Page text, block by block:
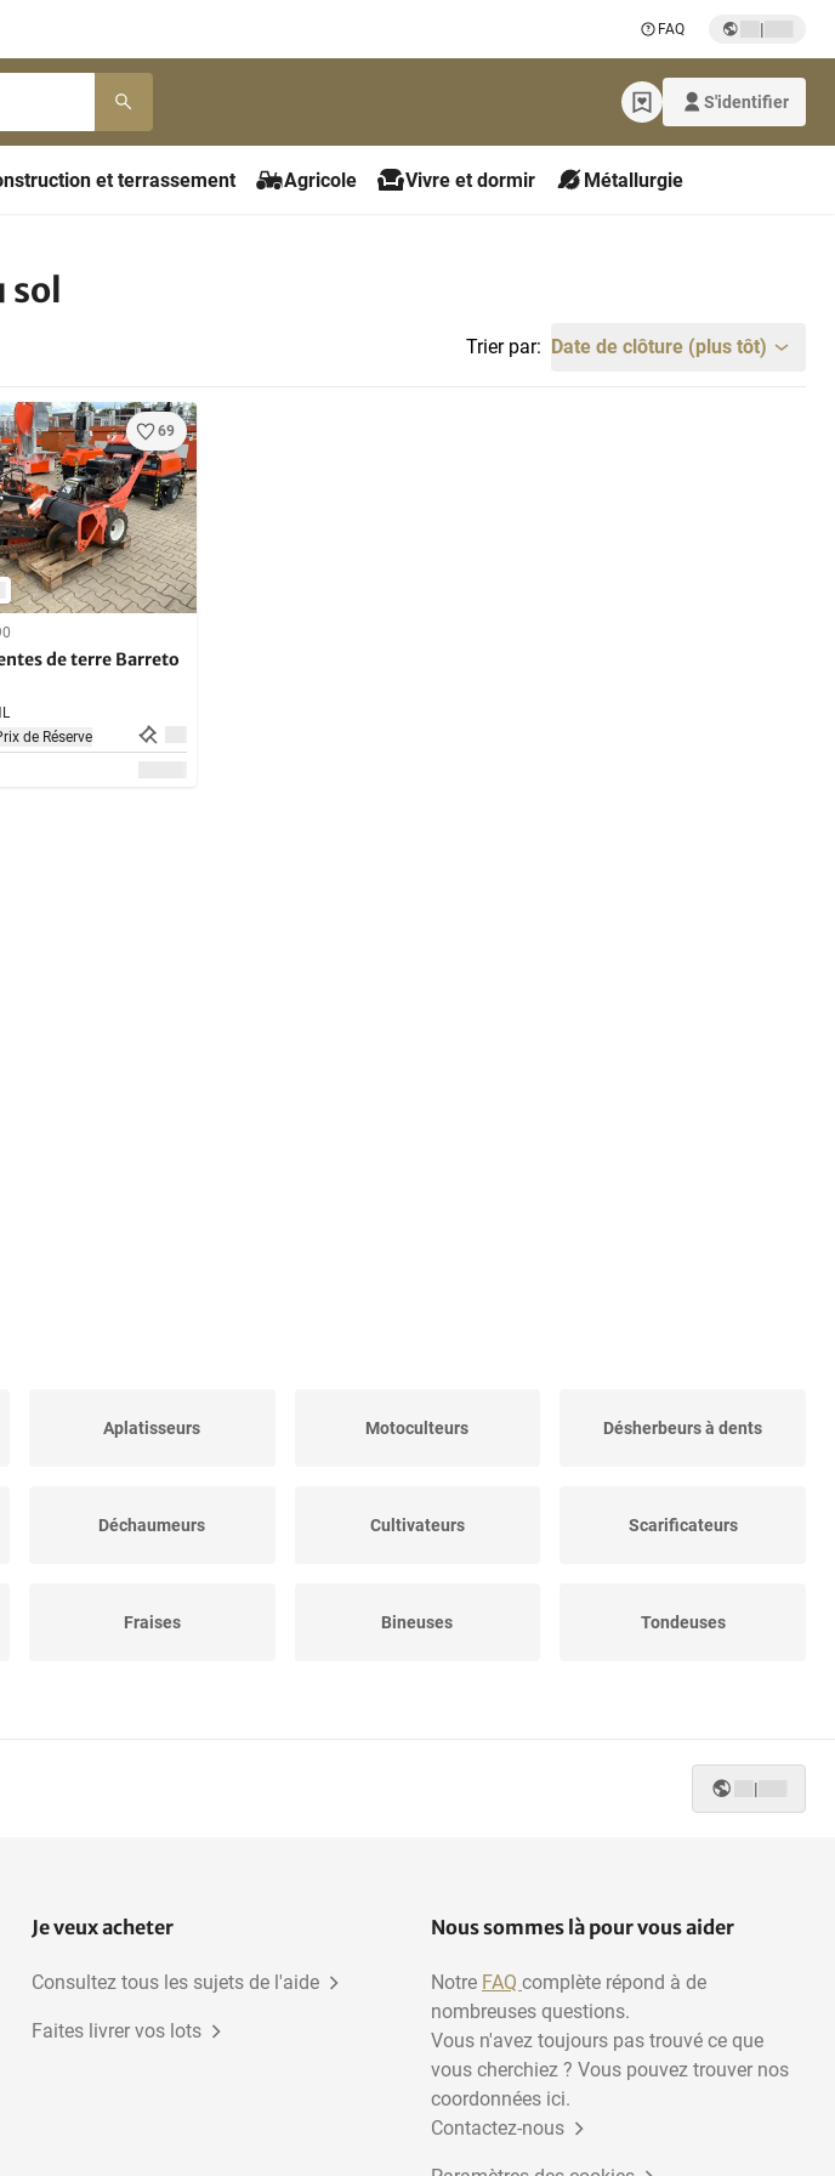
FAQ |
S'identifier
et terrassement Agricole Vivre et dormir Métallurgie
sol
Trier par: Date de clôture (plus tôt)
69
de terre Barreto
de Réserve
Aplatisseurs Motoculteurs Désherbeurs à dents
Déchaumeurs Cultivateurs Scarificateurs
Fraises Bineuses Tondeuses
|
Je veux acheter
Consultez tous les sujets de l'aide
Faites livrer vos lots
Nous sommes là pour vous aider
Notre FAQ complète répond à de
nombreuses questions.
Vous n'avez toujours pas trouvé ce que
vous cherchiez ? Vous pouvez trouver nos
coordonnées ici.
Contactez-nous